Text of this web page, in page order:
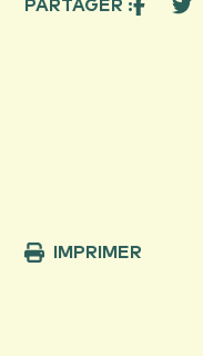
PARTAGER :
IMPRIMER